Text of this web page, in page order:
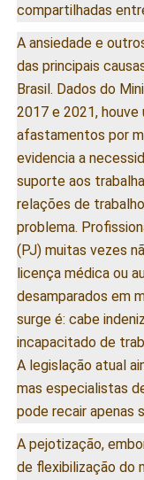
compartilhadas
A ansiedade e
das principais
Brasil. Dados do
2017 e 2021, houve
afastamentos por
evidencia a
suporte aos
relações de
problema.
(PJ) muitas vezes
licença médica ou
desamparados em
surge é: cabe
incapacitado de
A legislação atual
mas especialistas
pode recair apenas
A pejotização,
de flexibilização do